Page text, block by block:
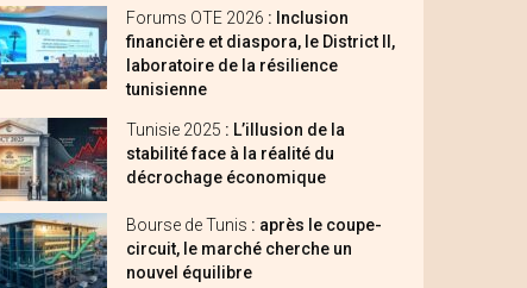
Forums OTE 2026 : Inclusion
financière et diaspora, le District II,
laboratoire de la résilience
tunisienne
Tunisie 2025 : L’illusion de la
stabilité face à la réalité du
décrochage économique
Bourse de Tunis : après le coupe-
circuit, le marché cherche un
nouvel équilibre